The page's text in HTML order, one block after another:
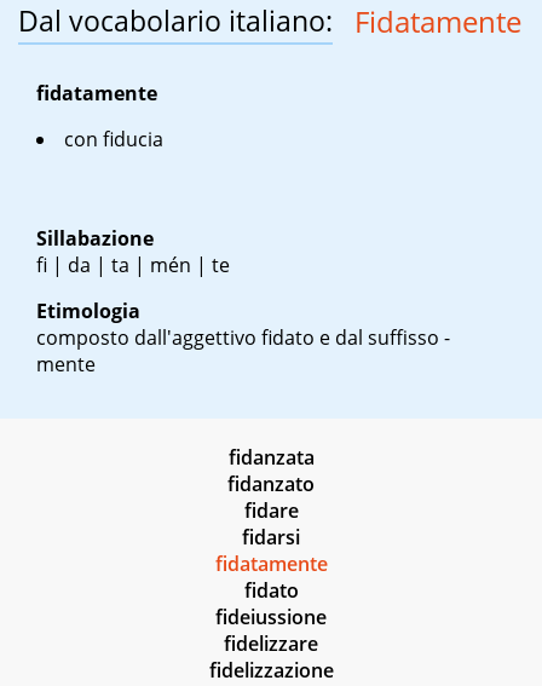
Dal vocabolario italiano: Fidatamente
fidatamente
con fiducia
Sillabazione
fi | da | ta | mén | te
Etimologia
composto dall'aggettivo fidato e dal suffisso -
mente
fidanzata
fidanzato
fidare
fidarsi
fidatamente
fidato
fideiussione
fidelizzare
fidelizzazione